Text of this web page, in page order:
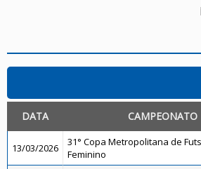
DATA CAMPEONATO
13/03/2026
31° Copa Metropolitana de
Feminino